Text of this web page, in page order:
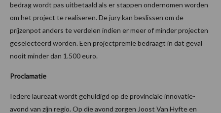
bedrag wordt pas uitbetaald als er stappen ondernomen worden
om het project te realiseren. De jury kan beslissen om de
prijzenpot anders te verdelen indien er meer of minder projecten
geselecteerd worden. Een projectpremie bedraagt in dat geval
nooit minder dan 1.500 euro.
Proclamatie
Iedere laureaat wordt gehuldigd op de provinciale innovatie-
avond van zijn regio. Op die avond zorgen Joost Van Hyfte en